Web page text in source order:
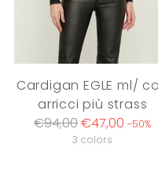
Cardigan EGLE ml/
arricci più strass
Regular
€94,00€47,00 -50%
3 colors